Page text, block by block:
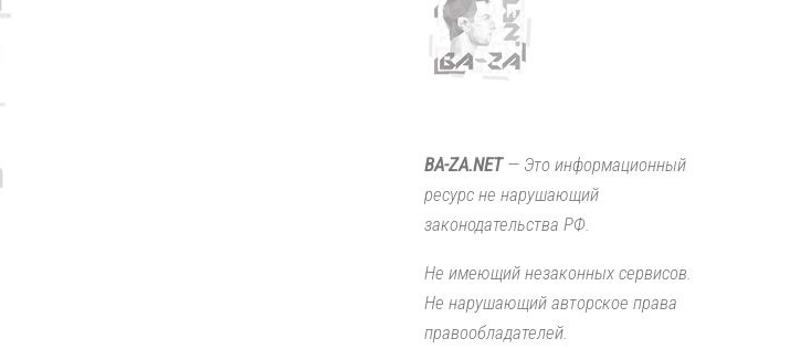
BA-ZA.NET— Это информационный
ресурс не нарушающий
законодательства РФ.
Не имеющий незаконных сервисов.
Не нарушающий авторское права
правообладателей.